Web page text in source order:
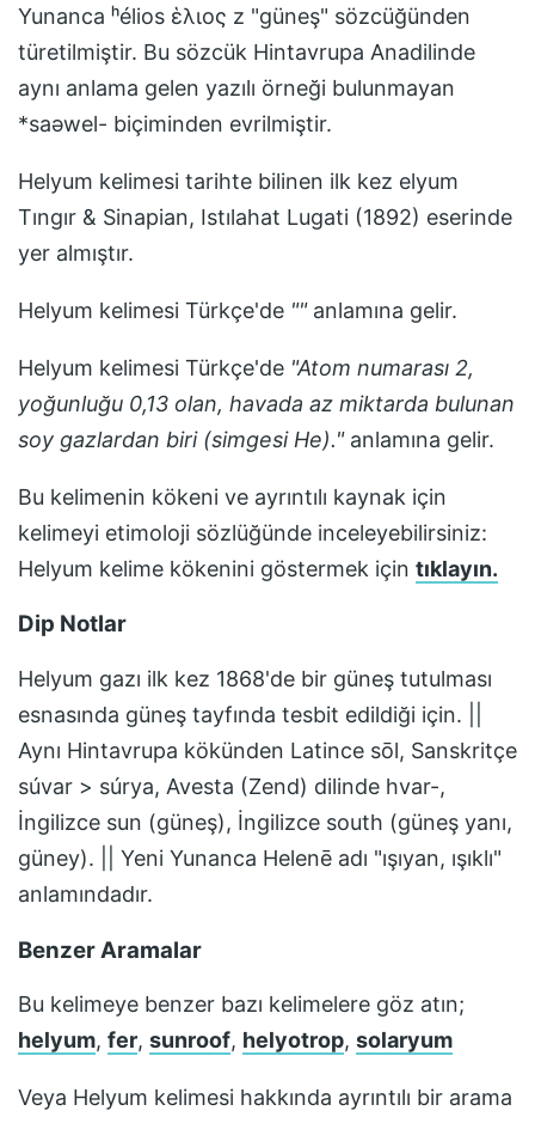
Yunanca ʰélios ἑλιος z "güneş" sözcüğünden
türetilmiştir. Bu sözcük Hintavrupa Anadilinde
aynı anlama gelen yazılı örneği bulunmayan
*saəwel- biçiminden evrilmiştir.
Helyum kelimesi tarihte bilinen ilk kez elyum
Tıngır & Sinapian, Istılahat Lugati (1892) eserinde
yer almıştır.
Helyum kelimesi Türkçe'de ""anlamına gelir.
Helyum kelimesi Türkçe'de "Atom numarası 2,
yoğunluğu 0,13 olan, havada az miktarda bulunan
soy gazlardan biri (simgesi He)."anlamına gelir.
Bu kelimenin kökeni ve ayrıntılı kaynak için
kelimeyi etimoloji sözlüğünde inceleyebilirsiniz:
Helyum kelime kökenini göstermek için tıklayın.
Dip Notlar
Helyum gazı ilk kez 1868'de bir güneş tutulması
esnasında güneş tayfında tesbit edildiği için. ||
Aynı Hintavrupa kökünden Latince sōl, Sanskritçe
súvar > súrya, Avesta (Zend) dilinde hvar-,
İngilizce sun (güneş), İngilizce south (güneş yanı,
güney). || Yeni Yunanca Helenē adı "ışıyan, ışıklı"
anlamındadır.
Benzer Aramalar
Bu kelimeye benzer bazı kelimelere göz atın;
helyum, fer, sunroof, helyotrop, solaryum
Veya Helyum kelimesi hakkında ayrıntılı bir arama